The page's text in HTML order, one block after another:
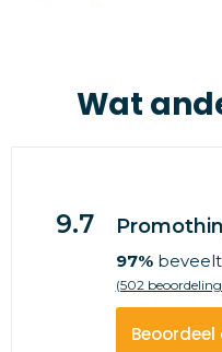
Wat
9.7
97%beveelt
(502
Beoordeel